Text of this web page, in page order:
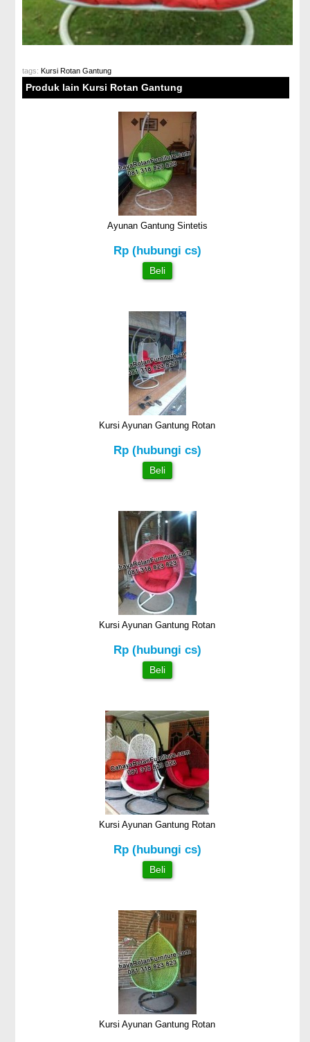
tags:Kursi Rotan Gantung
Produk lain Kursi Rotan Gantung
Ayunan Gantung Sintetis
Rp (hubungi cs)
Beli
Kursi Ayunan Gantung Rotan
Rp (hubungi cs)
Beli
Kursi Ayunan Gantung Rotan
Rp (hubungi cs)
Beli
Kursi Ayunan Gantung Rotan
Rp (hubungi cs)
Beli
Kursi Ayunan Gantung Rotan